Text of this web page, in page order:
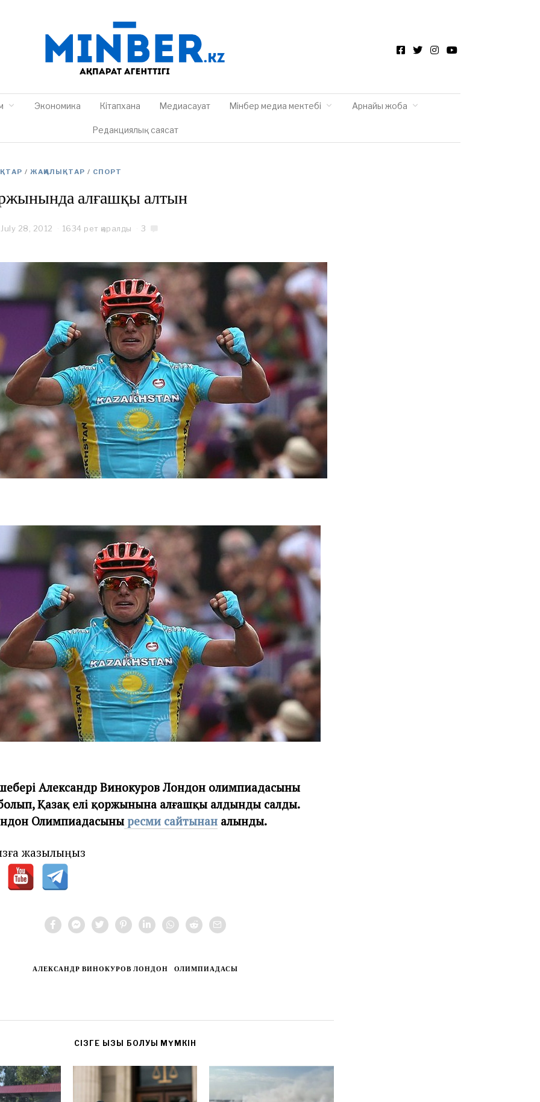
Экономика Кітапхана Медиасауат Мінбер медиа мектебі Арнайы жоба
Редакциялық саясат
/ ЖАҢАЛЫҚТАР / СПОРТ
алғашқы алтын
July 28, 2012
y
0
1
2
1634 рет қаралды 3
Александр Винокуров Лондон олимпиадасының
Қазақ елі қоржынына алғашқы алдынды салды.
Олимпиадасының ресми сайтынан алынды.
жазылыңыз
АЛЕКСАНДР ВИНОКУРОВ ЛОНДОН ОЛИМПИАДАСЫ
CІЗГЕ ҚЫЗЫҚ БОЛУЫ МҮМКІН